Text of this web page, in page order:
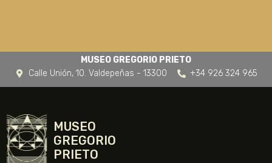
MUSEO GREGORIO PRIETO
Calle Unión, 10. Valdepeñas - 13300
+34 926 324 965
MUSEO
GREGORIO
PRIETO